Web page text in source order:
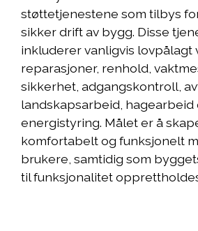
støttetjenestene som tilbys
sikker drift av bygg. Disse
inkluderer vanligvis lovpålagt
reparasjoner, renhold,
sikkerhet, adgangskontroll,
landskapsarbeid, hagearbeid
energistyring. Målet er å
komfortabelt og funksjonelt
brukere, samtidig som
til funksjonalitet